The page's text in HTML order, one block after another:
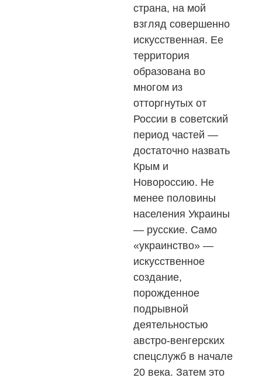
страна, на мой
взгляд совершенно
искусственная. Ее
территория
образована во
многом из
отторгнутых от
России в советский
период частей —
достаточно назвать
Крым и
Новороссию. Не
менее половины
населения Украины
— русские. Само
«украинство» —
искусственное
создание,
порожденное
подрывной
деятельностью
австро-венгерских
спецслужб в начале
20 века. Затем это